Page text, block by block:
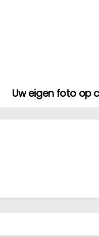
Uw eigen foto op